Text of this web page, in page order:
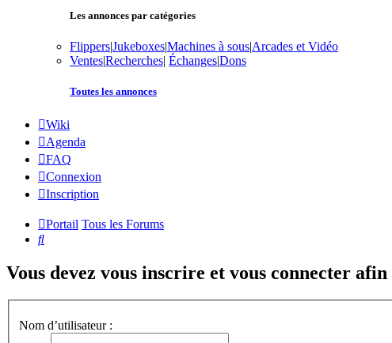
Les annonces par catégories
Flippers|Jukeboxes|Machines à sous|Arcades et Vidéo
Ventes|Recherches| Échanges|Dons
Toutes les annonces
Wiki
Agenda
FAQ
Connexion
Inscription
Portail Tous les Forums
Rechercher
Vous devez vous inscrire et vous connecter
Nom d’utilisateur :